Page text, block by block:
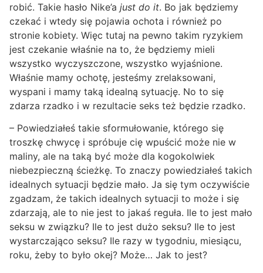
robić. Takie hasło Nike’a just do it. Bo jak będziemy
czekać i wtedy się pojawia ochota i również po
stronie kobiety. Więc tutaj na pewno takim ryzykiem
jest czekanie właśnie na to, że będziemy mieli
wszystko wyczyszczone, wszystko wyjaśnione.
Właśnie mamy ochotę, jesteśmy zrelaksowani,
wyspani i mamy taką idealną sytuację. No to się
zdarza rzadko i w rezultacie seks też będzie rzadko.
– Powiedziałeś takie sformułowanie, którego się
troszkę chwycę i spróbuje cię wpuścić może nie w
maliny, ale na taką być może dla kogokolwiek
niebezpieczną ścieżkę. To znaczy powiedziałeś takich
idealnych sytuacji będzie mało. Ja się tym oczywiście
zgadzam, że takich idealnych sytuacji to może i się
zdarzają, ale to nie jest to jakaś reguła. Ile to jest mało
seksu w związku? Ile to jest dużo seksu? Ile to jest
wystarczająco seksu? Ile razy w tygodniu, miesiącu,
roku, żeby to było okej? Może… Jak to jest?